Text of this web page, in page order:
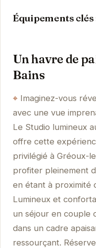
Équipements clés
Un havre de
Bains
Imaginez-vous
avec une vue
Le Studio lumineux
offre cette
privilégié à Gréoux-
profiter pleinement
en étant à proximité
Lumineux et
un séjour en couple
dans un cadre
ressourçant.